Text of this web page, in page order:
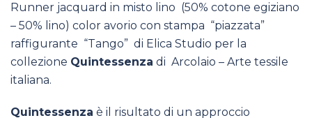
Runner jacquard in misto lino (50% cotone egiziano
– 50% lino) color avorio con stampa “piazzata”
raffigurante “Tango” di Elica Studio per la
collezione Quintessenza di Arcolaio – Arte tessile
italiana.
Quintessenza è il risultato di un approccio